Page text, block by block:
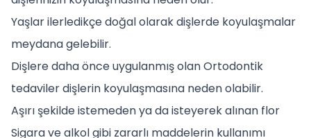
Yaşlar ilerledikçe doğal olarak dişlerde koyulaşmalar
meydana gelebilir.
Dişlere daha önce uygulanmış olan Ortodontik
tedaviler dişlerin koyulaşmasına neden olabilir.
Aşırı şekilde istemeden ya da isteyerek alınan flor
Sigara ve alkol gibi zararlı maddelerin kullanımı